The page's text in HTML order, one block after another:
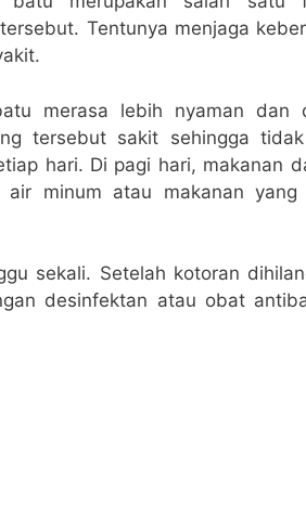
Tentunya menjaga
merasa lebih nyaman dan
tersebut sakit sehingga
hari. Di pagi hari, makanan
minum atau makanan yang
sekali. Setelah kotoran
desinfektan atau obat